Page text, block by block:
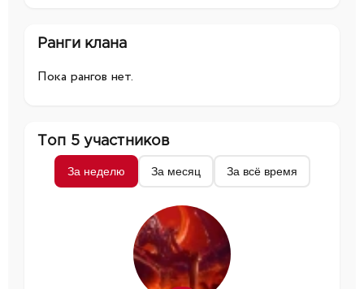
Ранги клана
Пока рангов нет.
Топ 5 участников
За неделю За месяц За всё время